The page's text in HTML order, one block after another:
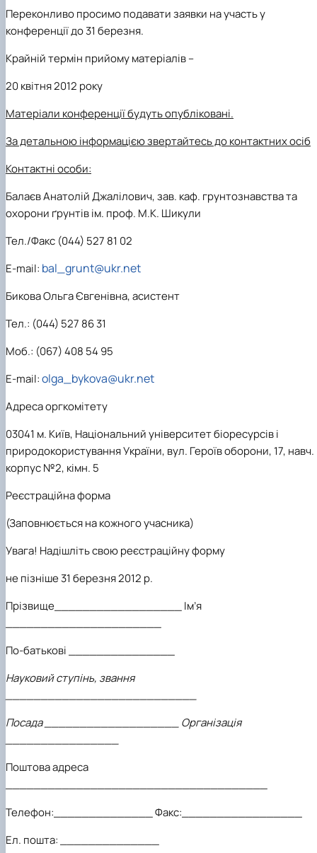
Переконливо просимо подавати заявки на участь у
конференції до 31 березня.
Крайній термін прийому матеріалів –
20 квітня 2012 року
Матеріали конференції будуть опубліковані.
За детальною інформацією звертайтесь до контактних осіб
Контактні особи:
БалаєвАнатолій Джалілович, зав. каф. грунтознавства та
охорони ґрунтів ім. проф. М.К. Шикули
Тел./Факс (044) 527 81 02
E-mail: bal_grunt@ukr.net
БиковаОльга Євгенівна, асистент
Тел.: (044) 527 86 31
Моб.: (067) 408 54 95
E-mail:olga_bykova@ukr.net
Адреса оргкомітету
03041 м. Київ, Національний університет біоресурсів і
природокористування України, вул. Героїв оборони, 17, навч.
корпус №2, кімн. 5
Реєстраційна форма
(Заповнюється на кожного учасника)
Увага! Надішліть свою реєстраційну форму
не пізніше 31 березня 2012 р.
Прізвище__________________ Ім’я
______________________
По-батькові _______________
Науковий ступінь, звання
___________________________
Посада ___________________ Організація
________________
Поштова адреса
_____________________________________
Телефон:______________ Факс:_________________
Ел. пошта: ______________